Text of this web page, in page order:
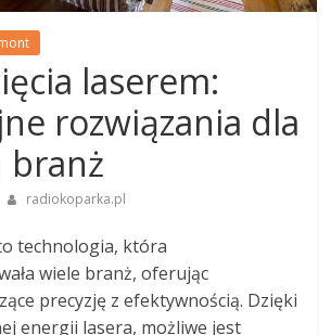
laserem:
rozwiązania dla
branż
radiokoparka.pl
technologia, która
wiele branż, oferując
precyzję z efektywnością. Dzięki
energii lasera, możliwe jest